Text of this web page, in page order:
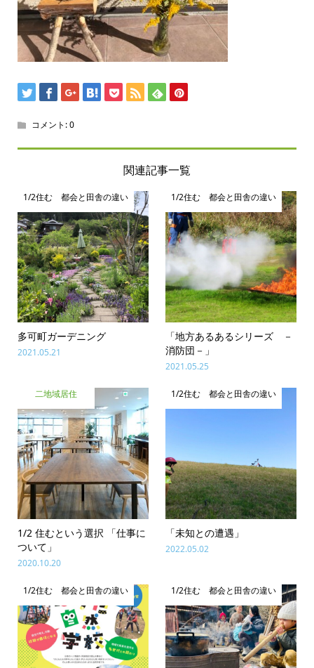
コメント:0
関連記事一覧
1/2住む 都会と田舎の違い
多可町ガーデニング
2021.05.21
1/2住む 都会と田舎の違い
「地方あるあるシリーズ －
消防団－」
2021.05.25
二地域居住
1/2 住むという選択 「仕事に
ついて」
2020.10.20
1/2住む 都会と田舎の違い
「未知との遭遇」
2022.05.02
1/2住む 都会と田舎の違い 1/2住む 都会と田舎の違い